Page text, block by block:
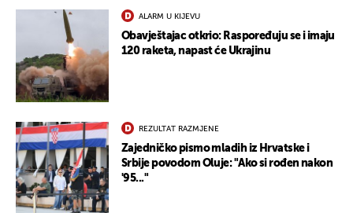
ALARM U KIJEVU
Obavještajac otkrio: Raspoređuju se i imaju
120 raketa, napast će Ukrajinu
REZULTAT RAZMJENE
Zajedničko pismo mladih iz Hrvatske i
Srbije povodom Oluje: "Ako si rođen nakon
'95..."